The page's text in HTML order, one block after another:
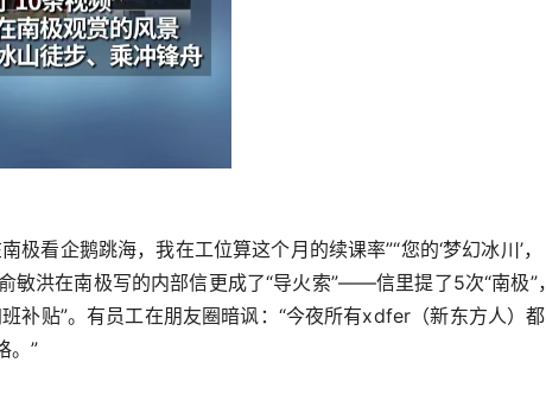
看企鹅跳海，我在工位算这个月的续课率”“您的‘梦幻冰川’，
洪在南极写的内部信更成了“导火索”——信里提了5次“南极”，
补贴”。有员工在朋友圈暗讽：“今夜所有xdfer（新东方人）都
。”